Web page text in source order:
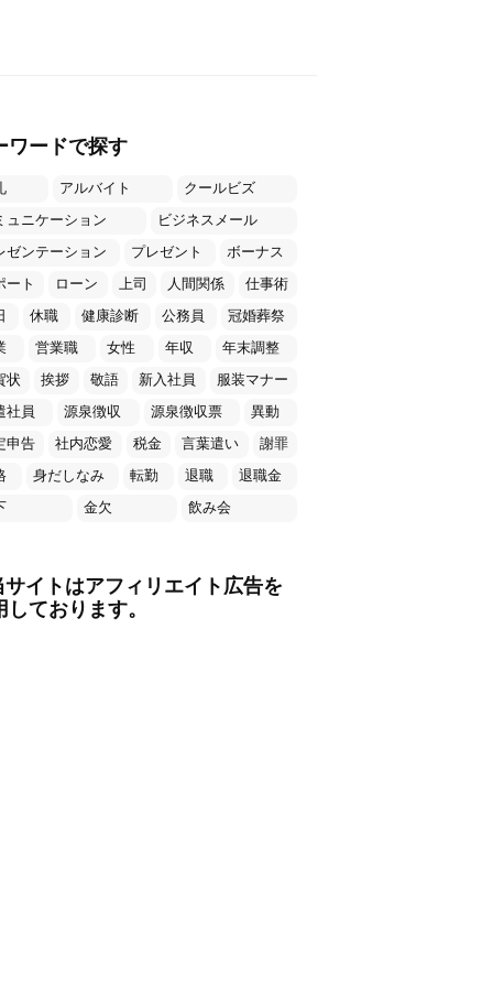
ワードで探す
アルバイト
クールビズ
ュニケーション
ビジネスメール
ゼンテーション
プレゼント
ボーナス
ート
ローン 上司 人間関係
仕事術
休職 健康診断 公務員
冠婚葬祭
営業職 女性 年収
年末調整
状
挨拶 敬語 新入社員
服装マナー
社員
源泉徴収 源泉徴収票
異動
申告
社内恋愛 税金 言葉遣い
謝罪
身だしなみ 転勤 退職
退職金
金欠 飲み会
イトはアフィリエイト広告を
しております。